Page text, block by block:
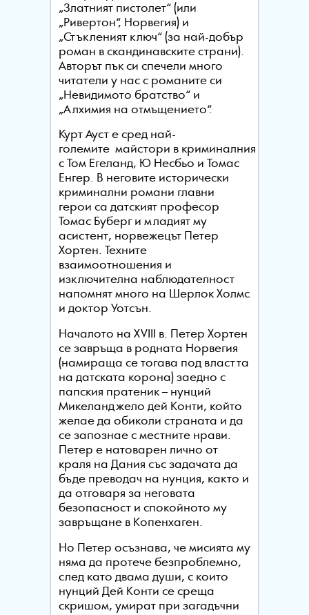
„Златният пистолет“ (или
„Ривертон“, Норвегия) и
„Стъкленият ключ“ (за най-добър
роман в скандинавските страни).
Авторът пък си спечели много
читатели у нас с романите си
„Невидимото братство“ и
„Алхимия на отмъщението“.
Курт Ауст е сред най-
големите майстори в криминалния жанр
с Том Егеланд, Ю Несбьо и Томас
Енгер. В неговите исторически
криминални романи главни
герои са датският професор
Томас Буберг и младият му
асистент, норвежецът Петер
Хортен. Техните
взаимоотношения и
изключителна наблюдателност
напомнят много на Шерлок Холмс
и доктор Уотсън.
Началото на XVIII в. Петер Хортен
се завръща в родната Норвегия
(намираща се тогава под властта
на датската корона) заедно с
папския пратеник – нунций
Микеланджело дей Конти, който
желае да обиколи страната и да
се запознае с местните нрави.
Петер е натоварен лично от
краля на Дания със задачата да
бъде преводач на нунция, както и
да отговаря за неговата
безопасност и спокойното му
завръщане в Копенхаген.
Но Петер осъзнава, че мисията му
няма да протече безпроблемно,
след като двама души, с които
нунций Дей Конти се среща
скришом, умират при загадъчни